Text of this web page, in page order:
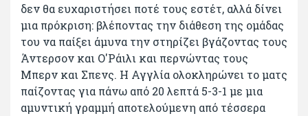
δεν θα ευχαριστήσει ποτέ τους εστέτ, αλλά δίνει
μια πρόκριση: βλέποντας την διάθεση της ομάδας
του να παίξει άμυνα την στηρίζει βγάζοντας τους
Άντερσον και Ο'Ράιλι και περνώντας τους
Μπερν και Σπενς. Η Αγγλία ολοκληρώνει το ματς
παίζοντας για πάνω από 20 λεπτά 5-3-1 με μια
αμυντική γραμμή αποτελούμενη από τέσσερα